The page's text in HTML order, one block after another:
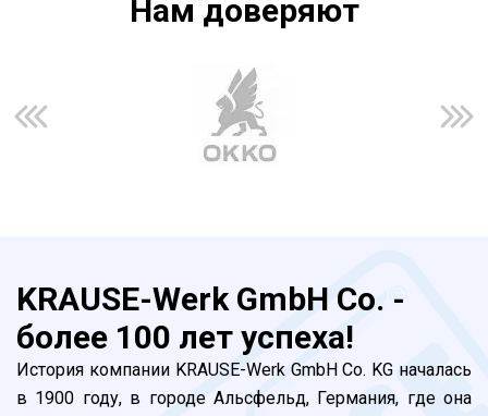
Нам доверяют
KRAUSE-Werk GmbH Co. -
более 100 лет успеха!
История компании KRAUSE-Werk GmbH Co. KG началась
в 1900 году, в городе Альсфельд, Германия, где она